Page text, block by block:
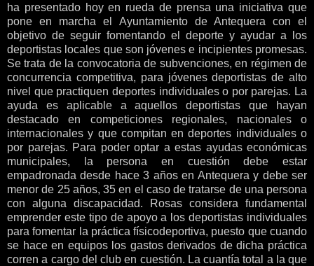
ha presentado hoy en rueda de prensa una iniciativa que
pone en marcha el Ayuntamiento de Antequera con el
objetivo de seguir fomentando el deporte y ayudar a los
deportistas locales que son jóvenes e incipientes promesas.
Se trata de la convocatoria de subvenciones, en régimen de
concurrencia competitiva, para jóvenes deportistas de alto
nivel que practiquen deportes individuales o por parejas. La
ayuda es aplicable a aquellos deportistas que hayan
destacado en competiciones regionales, nacionales o
internacionales y que compitan en deportes individuales o
por parejas. Para poder optar a estas ayudas económicas
municipales, la persona en cuestión debe estar
empadronada desde hace 3 años en Antequera y debe ser
menor de 25 años, 35 en el caso de tratarse de una persona
con alguna discapacidad. Rosas considera fundamental
emprender este tipo de apoyo a los deportistas individuales
para fomentar la práctica físicodeportiva, puesto que cuando
se hace en equipos los gastos derivados de dicha práctica
corren a cargo del club en cuestión. La cuantía total a la que